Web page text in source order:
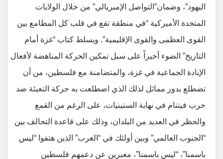
اليهود”، وضمان”التواصل الإمبريالي” من خلال الولايات
المتحدة الأميركية “في منطقة تقع في قلب كل المطامع بين
القوى العظمى والقوى الإقليمية”. ويسلط كتاب “غزة أمام
التاريخ” الضوء أخيراً على سبل تمكين الحركة المناهضة لأفعال
الإبادة الجماعية في غزة، والمتضامنة مع فلسطين، من أن
تضطلع بدور مماثل لذلك الذي اضطلعت به حركة التعبئة ضد
حرب فيتنام في نهاية الستينيات، على الرغم من القمع
والحظر في العديد من البلدان، وذلك على قاعدة التحالف بين
“الجنوب العالمي” وبين أولئك في “الغرب” الذين هتفوا “ليس
باسمنا”، “ليس باسمنا”، معبرين عن دعمهم فلسطين